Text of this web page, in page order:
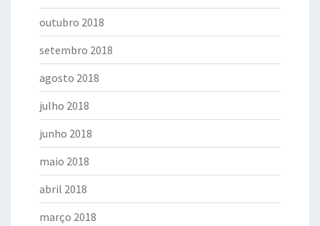
outubro 2018
setembro 2018
agosto 2018
julho 2018
junho 2018
maio 2018
abril 2018
março 2018